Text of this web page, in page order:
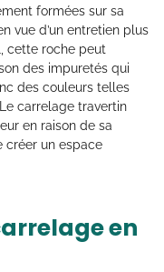
formées sur sa
vue d’un entretien plus
cette roche peut
des impuretés qui
des couleurs telles
carrelage travertin
en raison de sa
créer un espace
en